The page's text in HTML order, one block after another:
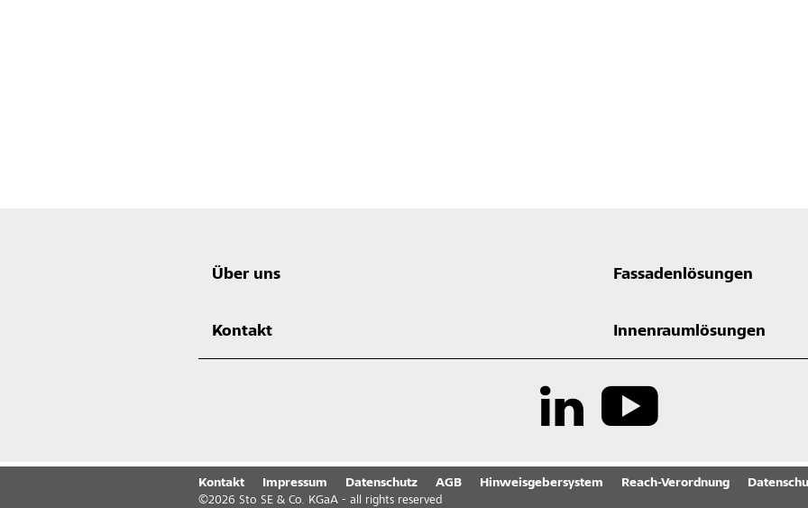
Über uns Fassadenlösungen
Kontakt Innenraumlösungen
Kontakt Impressum Datenschutz AGB Hinweisgebersystem Reach-Verordnung
©2026 Sto SE & Co. KGaA - all rights reserved